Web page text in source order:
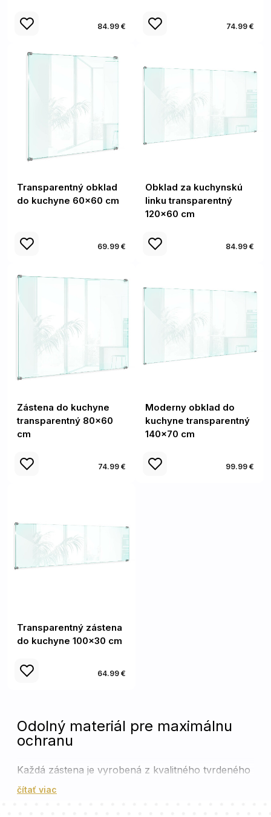
84.99 € 74.99 €
Transparentný obklad
do kuchyne 60x60 cm
69.99 €
Obklad za kuchynskú
linku transparentný
120x60 cm
84.99 €
Zástena do kuchyne
transparentný 80x60
cm
74.99 €
Moderny obklad do
kuchyne transparentný
140x70 cm
99.99 €
Transparentný zástena
do kuchyne 100x30 cm
64.99 €
Odolný materiál pre maximálnu
ochranu
Každá zástena je vyrobená z kvalitného tvrdeného
skla, ktoré je vysoko odolné voči teplu a
čítať viac